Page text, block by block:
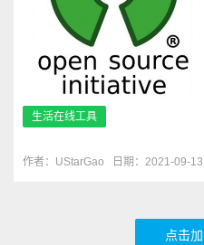
生活在线工具
作者：UStarGao 日期：2021-09-13
点击